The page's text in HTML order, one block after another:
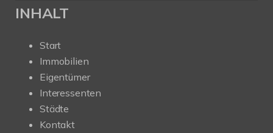
INHALT
Start
Immobilien
Eigentümer
Interessenten
Städte
Kontakt